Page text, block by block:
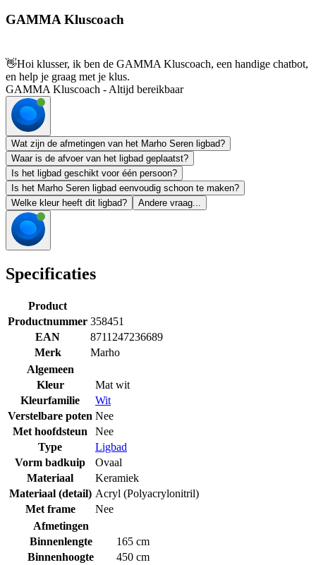
GAMMA Kluscoach
👋Hoi klusser, ik ben de GAMMA Kluscoach, een handige chatbot,
en help je graag met je klus.
GAMMA Kluscoach - Altijd bereikbaar
Wat zijn de afmetingen van het Marho Seren ligbad?
Waar is de afvoer van het ligbad geplaatst?
Is het ligbad geschikt voor één persoon?
Is het Marho Seren ligbad eenvoudig schoon te maken?
Welke kleur heeft dit ligbad?
Andere vraag...
Specificaties
Product
Productnummer 358451
EAN
8711247236689
Merk
Marho
Algemeen
Kleur
Mat wit
Kleurfamilie
Wit
Verstelbare poten Nee
Met hoofdsteun
Nee
Type
Ligbad
Vorm badkuip
Ovaal
Materiaal
Keramiek
Materiaal (detail) Acryl (Polyacrylonitril)
Met frame
Nee
Afmetingen
Binnenlengte
165 cm
Binnenhoogte
450 cm